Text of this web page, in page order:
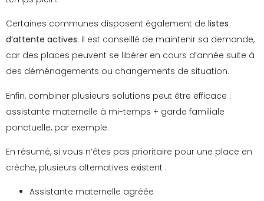
Certaines communes disposent également de listes
d’attente actives. Il est conseillé de maintenir sa demande,
car des places peuvent se libérer en cours d’année suite à
des déménagements ou changements de situation.
Enfin, combiner plusieurs solutions peut être efficace :
assistante maternelle à mi-temps + garde familiale
ponctuelle, par exemple.
En résumé, si vous n’êtes pas prioritaire pour une place en
crèche, plusieurs alternatives existent :
Assistante maternelle agréée